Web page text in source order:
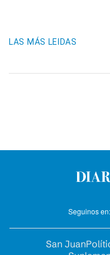
LAS MÁS LEIDAS
Seguinos en:
San Juan